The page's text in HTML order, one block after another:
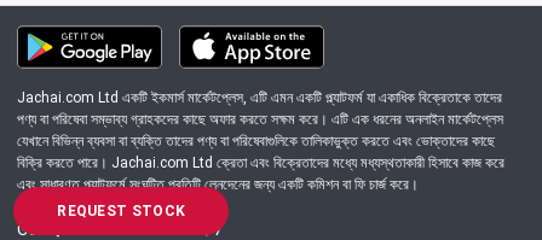
REQUEST STOCK
Jachai.com Ltd একটি ইকমার্স মার্কেটপ্লেস, এটি এমন একটি প্ল্যাটফর্ম যা একাধিক বিক্রেতাকে তাদের
পণ্য বা পরিষেবা সম্ভাব্য গ্রাহকদের কাছে অফার করতে সক্ষম করে। এটি এক ধরনের অনলাইন মার্কেটপ্লেস
যেখানে বিভিন্ন ব্যবসা বা ব্যক্তি তাদের পণ্য বা পরিষেবাগুলিকে তালিকাভুক্ত করতে এবং ভোক্তাদের কাছে
বিক্রি করতে পারে। Jachai.com Ltd ক্রেতা এবং বিক্রেতাদের মধ্যে মধ্যস্থতাকারী হিসাবে কাজ করে
এবং সাধারণত প্ল্যাটফর্মে সংঘটিত প্রতিটি লেনদেনের জন্য একটি কমিশন বা ফি চার্জ করে।
Got Question? Call us 24/7